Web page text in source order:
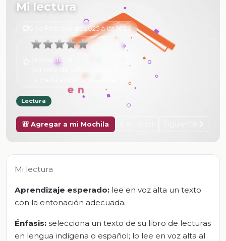
Mi lectura
6 de Febrero de 2025 a las 16:26
Promedio:
Sin calificar
Lectura
🎒 Agregar a mi Mochila
Mi lectura
Aprendizaje esperado: lee en voz alta un texto
con la entonación adecuada.
Énfasis: selecciona un texto de su libro de lecturas
en lengua indígena o español; lo lee en voz alta al